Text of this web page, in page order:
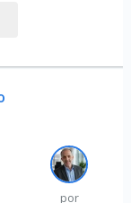
por